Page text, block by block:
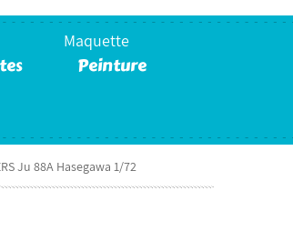
Maquette
Peinture
Ju 88A Hasegawa 1/72